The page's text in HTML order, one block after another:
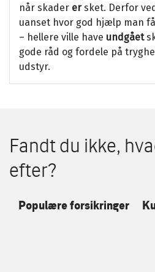
når skader ersket. Derfor
uanset hvor god hjælp man
– hellere ville have undgået
gode råd og fordele på
udstyr.
Fandt du ikke,
efter?
Populære forsikringer